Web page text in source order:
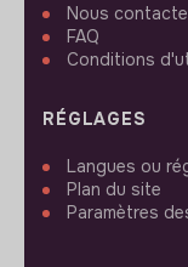
Nous
FAQ
Conditions
RÉGLAGES
Langues ou
Plan du site
Paramètres